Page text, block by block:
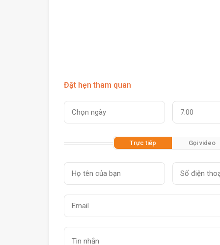
Đặt hẹn tham quan
7:00
Trực tiếp Gọi video